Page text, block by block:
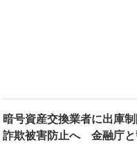
暗号資産交換業者に出庫制
詐欺被害防止へ 金融庁と